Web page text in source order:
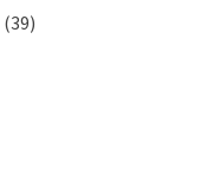
(39)